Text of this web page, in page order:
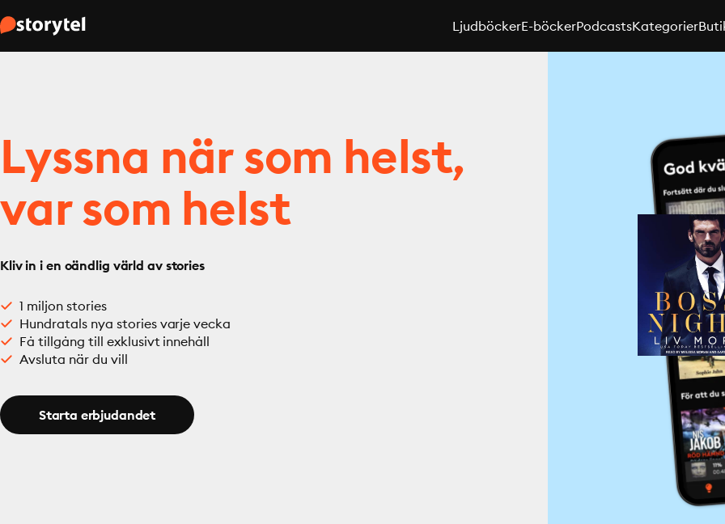
LjudböckerE-böckerPodcastsKategorier
Lyssna när som helst,
var som helst
Kliv in i en oändlig värld av stories
1 miljon stories
Hundratals nya stories varje vecka
Få tillgång till exklusivt innehåll
Avsluta när du vill
Starta erbjudandet